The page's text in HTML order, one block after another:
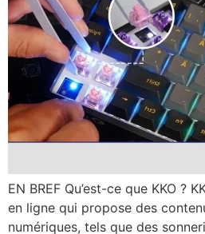
EN BREF Qu’est-ce que KKO ?
en ligne qui propose des
numériques, tels que des